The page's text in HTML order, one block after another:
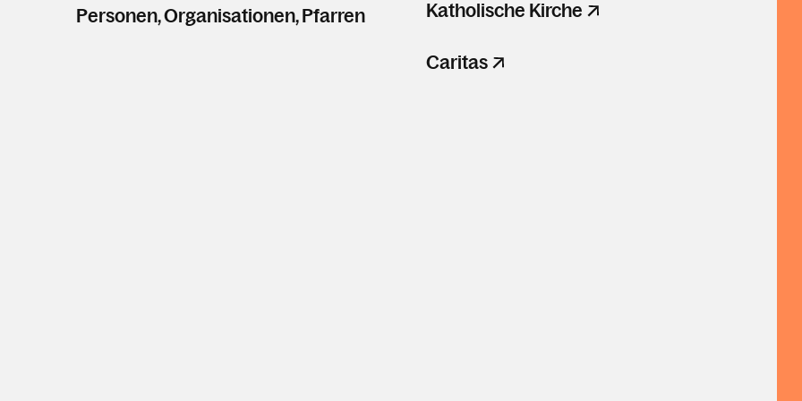
Personen, Organisationen, Pfarren Katholische Kirche
Caritas